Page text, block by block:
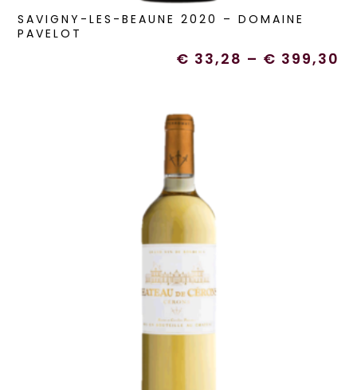
SAVIGNY-LES-BEAUNE 2020 – DOMAINE
PAVELOT
€ 33,28 – € 399,30